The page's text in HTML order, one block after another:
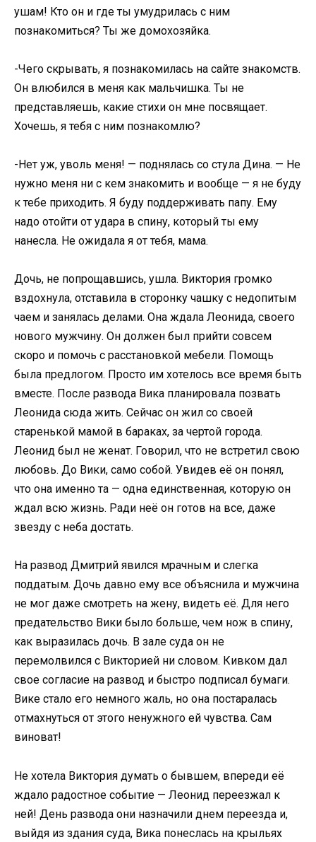
ушам! Кто он и где ты умудрилась с ним
познакомиться? Ты же домохозяйка.
-Чего скрывать, я познакомилась на сайте знакомств.
Он влюбился в меня как мальчишка. Ты не
представляешь, какие стихи он мне посвящает.
Хочешь, я тебя с ним познакомлю?
-Нет уж, уволь меня! — поднялась со стула Дина. — Не
нужно меня ни с кем знакомить и вообще — я не буду
к тебе приходить. Я буду поддерживать папу. Ему
надо отойти от удара в спину, который ты ему
нанесла. Не ожидала я от тебя, мама.
Дочь, не попрощавшись, ушла. Виктория громко
вздохнула, отставила в сторонку чашку с недопитым
чаем и занялась делами. Она ждала Леонида, своего
нового мужчину. Он должен был прийти совсем
скоро и помочь с расстановкой мебели. Помощь
была предлогом. Просто им хотелось все время быть
вместе. После развода Вика планировала позвать
Леонида сюда жить. Сейчас он жил со своей
старенькой мамой в бараках, за чертой города.
Леонид был не женат. Говорил, что не встретил свою
любовь. До Вики, само собой. Увидев её он понял,
что она именно та — одна единственная, которую он
ждал всю жизнь. Ради неё он готов на все, даже
звезду с неба достать.
На развод Дмитрий явился мрачным и слегка
поддатым. Дочь давно ему все объяснила и мужчина
не мог даже смотреть на жену, видеть её. Для него
предательство Вики было больше, чем нож в спину,
как выразилась дочь. В зале суда он не
перемолвился с Викторией ни словом. Кивком дал
свое согласие на развод и быстро подписал бумаги.
Вике стало его немного жаль, но она постаралась
отмахнуться от этого ненужного ей чувства. Сам
виноват!
Не хотела Виктория думать о бывшем, впереди её
ждало радостное событие — Леонид переезжал к
ней! День развода они назначили днем переезда и,
выйдя из здания суда, Вика понеслась на крыльях